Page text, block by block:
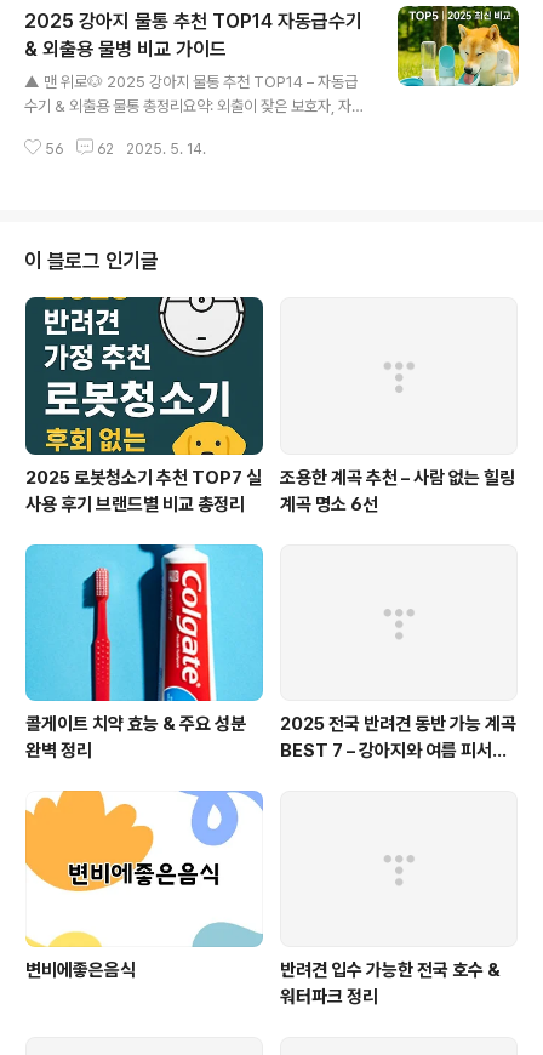
언어와 바디랭귀지를 통해 자신의 감정을 표현합니다. 특
히 '불안'이라는 감정은 공격성, 도망, 무기력 등 여러 형태
로 나타날 수 있고, 이를 빠르게 인지하는 것은 보호자의 중
요한 책임 중 하나입니다. 강아지의 귀, 꼬리, 시선, 자세, 심
지어 호흡까지도 감정의 바로미터가 되기 때문에 섬세한
관찰이 필요합니다.불안한 강아지는 대개 일상적인 행동
2025 강아지 물통 추천 TOP14 자동급수기
& 외출용 물병 비교 가이드
▲ 맨 위로🐶 2025 강아지 물통 추천 TOP14 – 자동급
수기 & 외출용 물통 총정리요약: 외출이 잦은 보호자, 자동
종을 용도별로 정리했습니다. 물 마시는 습관부터 선택 기
아쉬움. 아이리스오야마 자동 워터펌프✅ 장점: USB 충전
식으로 설치 자유도 높음.❌ 단점: 급수량 고정, 물 부족 시
알림 없음. 펫세이프 드링크웰✅ 장점: 대용량 순환 가능,
미국 브랜드로 신뢰도 높음.❌ 단점: 필터 비용이 높음. 샤
오미 스마트 급수기✅ 장점: 앱 연동, 수위/청결 관리 ..
56 62 2025. 5. 14.
이 블로그 인기글
2025 로봇청소기 추천 TOP7 실
사용 후기 브랜드별 비교 총정리
조용한 계곡 추천 – 사람 없는 힐링
계곡 명소 6선
콜게이트 치약 효능 & 주요 성분
완벽 정리
2025 전국 반려견 동반 가능 계곡
BEST 7 – 강아지와 여름 피서지
변비에좋은음식
반려견 입수 가능한 전국 호수 &
워터파크 정리